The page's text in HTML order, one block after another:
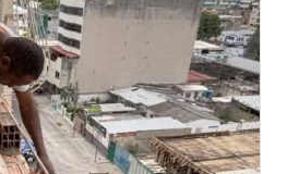
la participación del diputado
orientados durante la